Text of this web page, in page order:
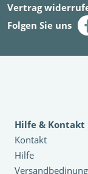
Vertrag
Folgen Sie uns
Hilfe & Kontakt
Kontakt
Hilfe